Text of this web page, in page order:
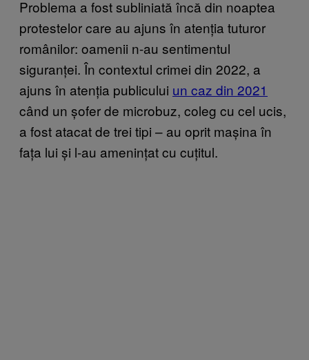
Problema a fost subliniată încă din noaptea
protestelor care au ajuns în atenția tuturor
românilor: oamenii n-au sentimentul
siguranței. În contextul crimei din 2022, a
ajuns în atenția publicului un caz din 2021
când un șofer de microbuz, coleg cu cel ucis,
a fost atacat de trei tipi – au oprit mașina în
fața lui și l-au amenințat cu cuțitul.